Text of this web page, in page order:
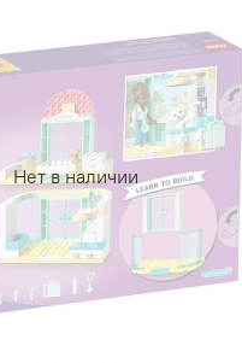
Нет в наличии